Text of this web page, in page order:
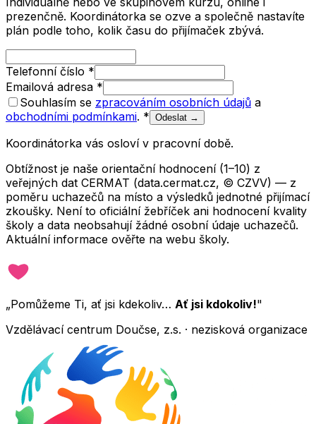
prezenčně. Koordinátorka se ozve a společně nastavíte
plán podle toho, kolik času do přijímaček zbývá.
Telefonní číslo *
Emailová adresa *
Souhlasím se zpracováním osobních údajů a
obchodními podmínkami. * Odeslat →
Koordinátorka vás osloví v pracovní době.
Obtížnost je naše orientační hodnocení (1–10) z
veřejných dat CERMAT (data.cermat.cz, © CZVV) — z
poměru uchazečů na místo a výsledků jednotné přijímací
zkoušky. Není to oficiální žebříček ani hodnocení kvality
školy a data neobsahují žádné osobní údaje uchazečů.
Aktuální informace ověřte na webu školy.
„Pomůžeme Ti, ať jsi kdekoliv… Ať jsi kdokoliv!"
Vzdělávací centrum Doučse, z.s. · nezisková organizace